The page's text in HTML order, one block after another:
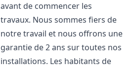
avant de commencer les
travaux. Nous sommes fiers de
notre travail et nous offrons une
garantie de 2 ans sur toutes nos
installations. Les habitants de